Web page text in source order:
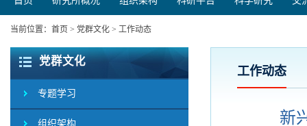
当前位置： 首页 > 党群文化 > 工作动态
党群文化
专题学习
组织架构
工作动态
新